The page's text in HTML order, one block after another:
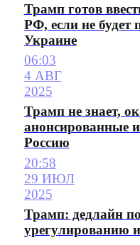
Трамп готов
РФ, если не будет
Украине
06:03
4 АВГ
2025
Трамп не знает,
анонсированные
Россию
20:58
29 ИЮЛ
2025
Трамп: дедлайн
урегулированию